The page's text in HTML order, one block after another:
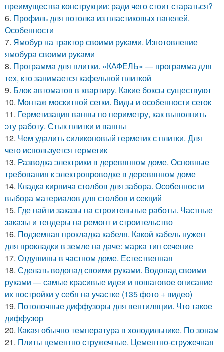
преимущества конструкции: ради чего стоит стараться?
6. Профиль для потолка из пластиковых панелей.
Особенности
7. Ямобур на трактор своими руками. Изготовление
ямобура своими руками
8. Программа для плитки. «КАФЕЛЬ» — программа для
тех, кто занимается кафельной плиткой
9. Блок автоматов в квартиру. Какие боксы существуют
10. Монтаж москитной сетки. Виды и особенности сеток
11. Герметизация ванны по периметру, как выполнить
эту работу. Стык плитки и ванны
12. Чем удалить силиконовый герметик с плитки. Для
чего используется герметик
13. Разводка электрики в деревянном доме. Основные
требования к электропроводке в деревянном доме
14. Кладка кирпича столбов для забора. Особенности
выбора материалов для столбов и секций
15. Где найти заказы на строительные работы. Частные
заказы и тендеры на ремонт и строительство
16. Подземная прокладка кабеля. Какой кабель нужен
для прокладки в земле на даче: марка тип сечение
17. Отдушины в частном доме. Естественная
18. Сделать водопад своими руками. Водопад своими
руками — самые красивые идеи и пошаговое описание
их постройки у себя на участке (135 фото + видео)
19. Потолочные диффузоры для вентиляции. Что такое
диффузор
20. Какая обычно температура в холодильнике. По зонам
21. Плиты цементно стружечные. Цементно-стружечная